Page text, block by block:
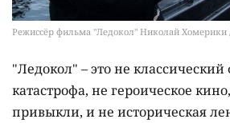
Режиссёр фильма "Ледокол" Николай Хомерики
"Ледокол" – это не
катастрофа, не героическое
привыкли, и не историческая